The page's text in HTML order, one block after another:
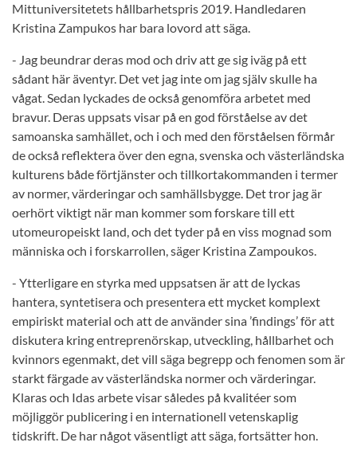
Mittuniversitetets hållbarhetspris 2019. Handledaren
Kristina Zampukos har bara lovord att säga.
- Jag beundrar deras mod och driv att ge sig iväg på ett
sådant här äventyr. Det vet jag inte om jag själv skulle ha
vågat. Sedan lyckades de också genomföra arbetet med
bravur. Deras uppsats visar på en god förståelse av det
samoanska samhället, och i och med den förståelsen förmår
de också reflektera över den egna, svenska och västerländska
kulturens både förtjänster och tillkortakommanden i termer
av normer, värderingar och samhällsbygge. Det tror jag är
oerhört viktigt när man kommer som forskare till ett
utomeuropeiskt land, och det tyder på en viss mognad som
människa och i forskarrollen, säger Kristina Zampoukos.
- Ytterligare en styrka med uppsatsen är att de lyckas
hantera, syntetisera och presentera ett mycket komplext
empiriskt material och att de använder sina ’findings’ för att
diskutera kring entreprenörskap, utveckling, hållbarhet och
kvinnors egenmakt, det vill säga begrepp och fenomen som är
starkt färgade av västerländska normer och värderingar.
Klaras och Idas arbete visar således på kvalitéer som
möjliggör publicering i en internationell vetenskaplig
tidskrift. De har något väsentligt att säga, fortsätter hon.